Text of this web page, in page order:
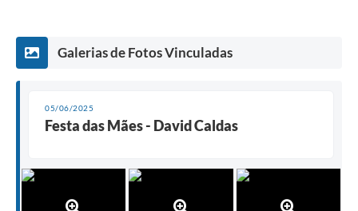
Galerias de Fotos Vinculadas
05/06/2025
Festa das Mães - David Caldas